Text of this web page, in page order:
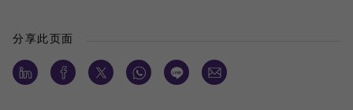
分享此页面